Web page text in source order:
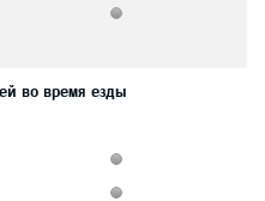
во время езды